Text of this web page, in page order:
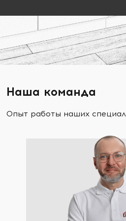
Наша команда
Опыт работы наших